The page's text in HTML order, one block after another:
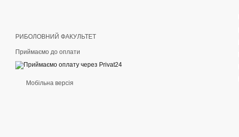
РИБОЛОВНИЙ ФАКУЛЬТЕТ
Приймаємо до оплати
Мобільна версія